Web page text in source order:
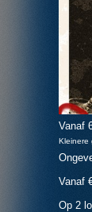
Vanaf
Kleinere
Vanaf
Op 2